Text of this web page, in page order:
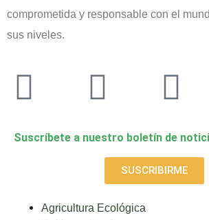
comprometida y responsable con el
sus niveles.
Suscríbete a nuestro boletín de
SUSCRIBIRME
Agricultura Ecológica